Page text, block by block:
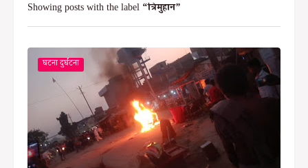
Showing posts with the label त्रिमुहान
घटना दुर्घटना